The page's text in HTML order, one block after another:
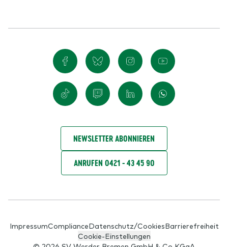
NEWSLETTER ABONNIEREN
ANRUFEN 0421 - 43 45 90
ImpressumComplianceDatenschutz/CookiesBarrierefreiheit
Cookie-Einstellungen